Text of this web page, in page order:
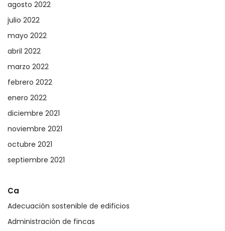
agosto 2022
julio 2022
mayo 2022
abril 2022
marzo 2022
febrero 2022
enero 2022
diciembre 2021
noviembre 2021
octubre 2021
septiembre 2021
Ca
Adecuación sostenible de edificios
Administración de fincas